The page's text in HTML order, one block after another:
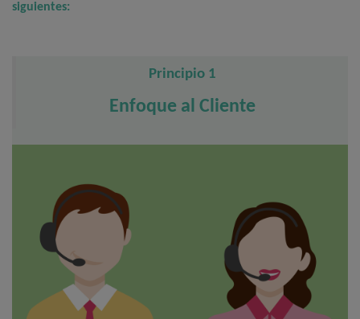
siguientes:
Principio 1
Enfoque al Cliente